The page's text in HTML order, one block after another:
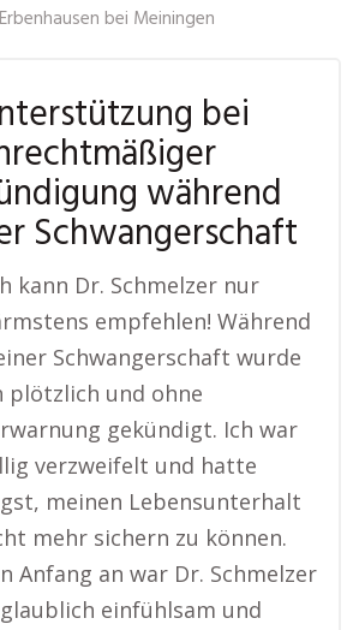
Erbenhausen bei Meiningen
bei
während
Schwangerschaft
kann Dr. Schmelzer nur
empfehlen! Während
Schwangerschaft wurde
plötzlich und ohne
gekündigt. Ich war
verzweifelt und hatte
meinen Lebensunterhalt
mehr sichern zu können.
Anfang an war Dr. Schmelzer
einfühlsam und